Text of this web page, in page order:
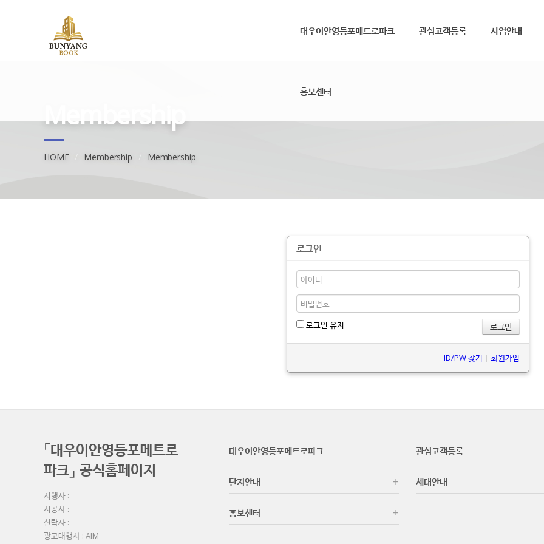
대우이안영등포메트로파크 관심고객등록 사업안내
홍보센터
Membership
HOME Membership Membership
로그인
로그인 유지
ID/PW 찾기 | 회원가입
「대우이안영등포메트로
파크」 공식홈페이지
시행사 :
시공사 :
신탁사 :
광고대행사 : AIM
대우이안영등포메트로파크 관심고객등록
단지안내 세대안내
홍보센터